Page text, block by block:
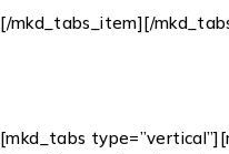
[/mkd_tabs_item][/
[mkd_tabs